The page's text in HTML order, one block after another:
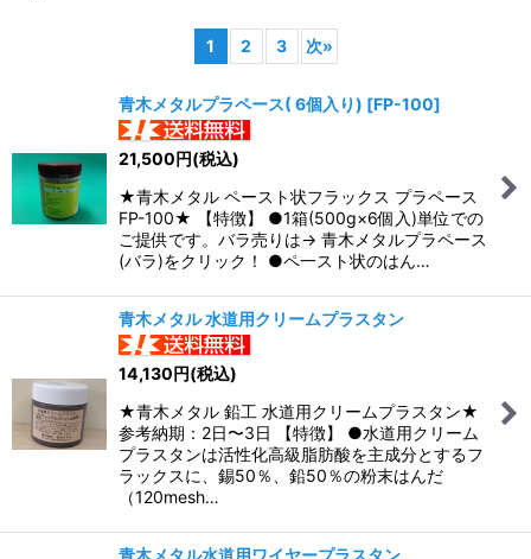
絞り込む
1 2 3 次»
青木メタルプラペース( 6個入り) [FP-100]
21,500円(税込)
★青木メタル ペースト状フラックス プラペース
FP-100★ 【特徴】 ●1箱(500g×6個入)単位での
ご提供です。バラ売りは→ 青木メタルプラペース
(バラ)をクリック！ ●ペ一スト状のはん…
青木メタル 水道用クリームプラスタン
14,130円(税込)
★青木メタル 鉛工 水道用クリームプラスタン★
参考納期：2日〜3日 【特徴】 ●水道用クリーム
プラスタンは活性化高級脂肪酸を主成分とするフ
ラックスに、錫50％、鉛50％の粉末はんだ
（120mesh…